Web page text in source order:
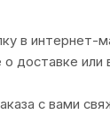
в интернет-
доставке или
с вами